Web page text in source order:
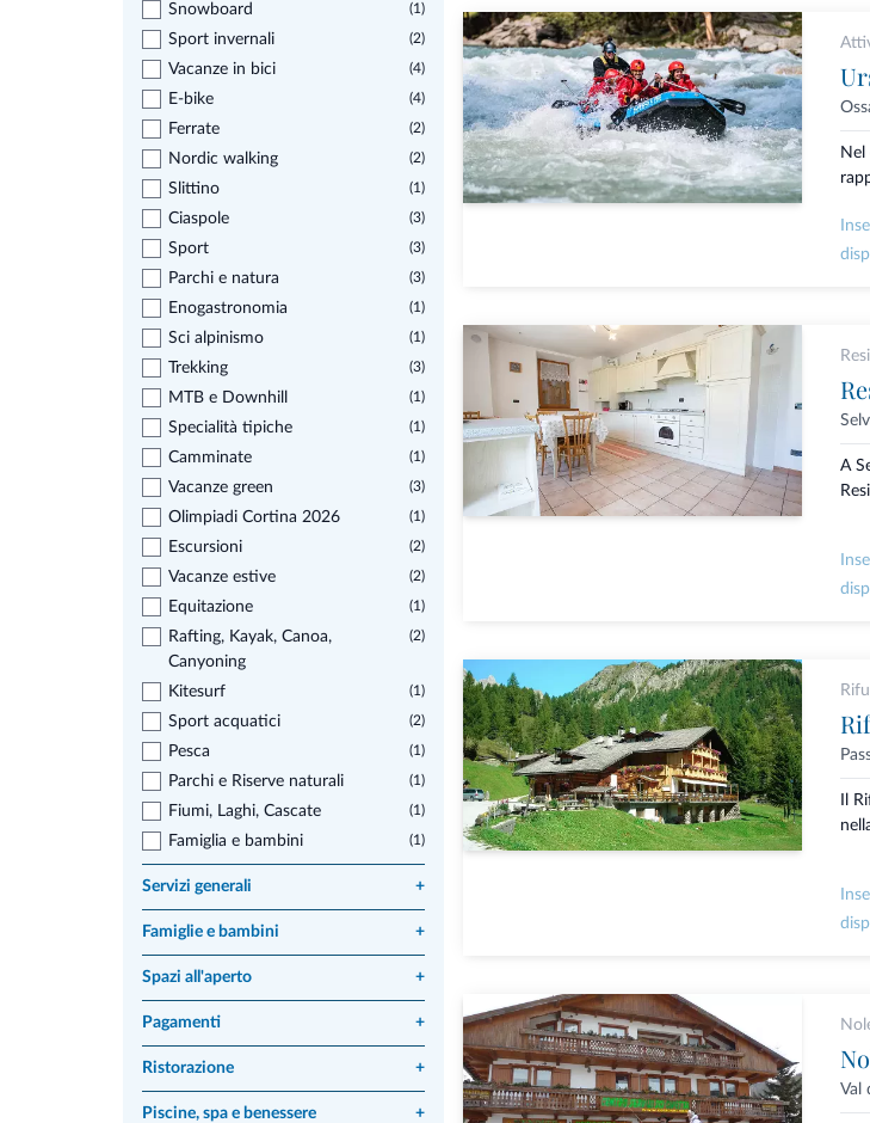
Snowboard (1)
Sport invernali (2)
Vacanze in bici (4)
E-bike (4)
Ferrate (2)
Nordic walking (2)
Slittino (1)
Ciaspole (3)
Sport (3)
Parchi e natura (3)
Enogastronomia (1)
Sci alpinismo (1)
Trekking (3)
MTB e Downhill (1)
Specialità tipiche (1)
Camminate (1)
Vacanze green (3)
Olimpiadi Cortina 2026 (1)
Escursioni (2)
Vacanze estive (2)
Equitazione (1)
Rafting, Kayak, Canoa,
Canyoning
(2)
Kitesurf (1)
Sport acquatici (2)
Pesca (1)
Parchi e Riserve naturali (1)
Fiumi, Laghi, Cascate (1)
Famiglia e bambini (1)
Servizi generali +
Famiglie e bambini +
Spazi all'aperto +
Pagamenti +
Ristorazione +
Piscine, spa e benessere +
Nel
A
Il
Val